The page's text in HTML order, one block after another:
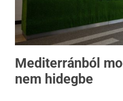
Mediterránból
nem hidegbe